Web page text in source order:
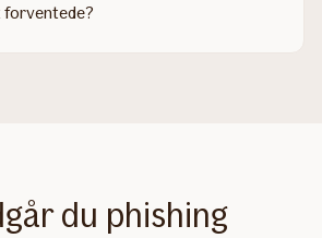
du phishing